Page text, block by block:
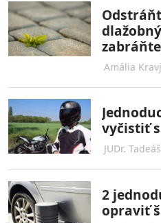
Amália
vyčistiť
JUDr.
2
opraviť